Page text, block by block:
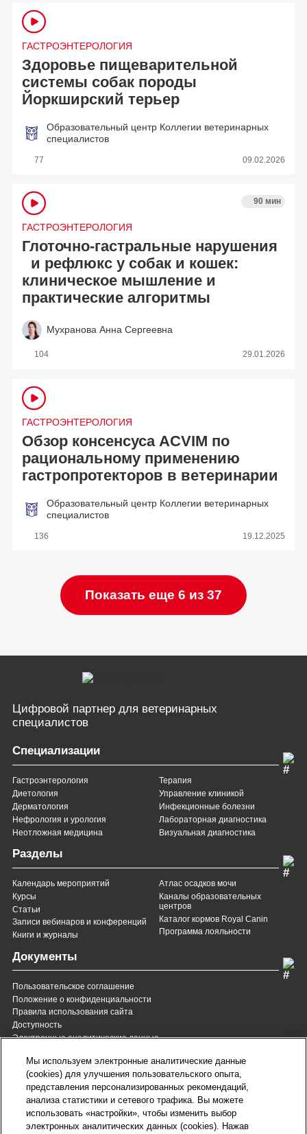
ГАСТРОЭНТЕРОЛОГИЯ
Здоровье пищеварительной
системы собак породы
Йоркширский терьер
Образовательный центр Коллегии ветеринарных
специалистов
77 09.02.2026
ГАСТРОЭНТЕРОЛОГИЯ
90 мин
Глоточно-гастральные нарушения
и рефлюкс у собак и кошек:
клиническое мышление и
практические алгоритмы
Мухранова Анна Сергеевна
104 29.01.2026
ГАСТРОЭНТЕРОЛОГИЯ
Обзор консенсуса ACVIM по
рациональному применению
гастропротекторов в ветеринарии
Образовательный центр Коллегии ветеринарных
специалистов
136 19.12.2025
Показать еще 6 из 37
Цифровой партнер для ветеринарных
специалистов
Специализации
Гастроэнтерология
Диетология
Дерматология
Нефрология и урология
Неотложная медицина
Терапия
Управление клиникой
Инфекционные болезни
Лабораторная диагностика
Визуальная диагностика
Разделы
Календарь мероприятий
Курсы
Статьи
Записи вебинаров и конференций
Книги и журналы
Атлас осадков мочи
Каналы образовательных
центров
Каталог кормов Royal Canin
Программа лояльности
Документы
Пользовательское соглашение
Положение о конфиденциальности
Правила использования сайта
Доступность
Электронные аналитические данные
8 (800) 200-37-35
Служба Заботы для России
звонок бесплатный для
всех регионов России
8 (820) 007-137-35
Служба Заботы для
Республики Беларусь
contact@royalcanin.ru
Техническая поддержка
Мы используем электронные аналитические данные
(cookies) для улучшения пользовательского опыта,
представления персонализированных рекомендаций,
анализа статистики и сетевого трафика. Вы можете
использовать «настройки», чтобы изменить выбор
электронных аналитических данных (cookies). Нажав